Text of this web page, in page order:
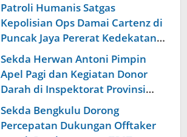
Patroli Humanis Satgas
Kepolisian Ops Damai Cartenz di
Puncak Jaya Pererat Kedekatan
dengan Masyarakat
Sekda Herwan Antoni Pimpin
Apel Pagi dan Kegiatan Donor
Darah di Inspektorat Provinsi
Bengkulu
Sekda Bengkulu Dorong
Percepatan Dukungan Offtaker